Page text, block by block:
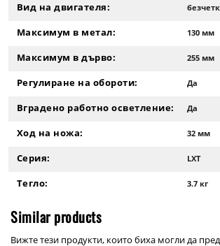
Вид на двигателя:
Максимум в метал: 130 мм
Максимум в дърво: 255 мм
Регулиране на обороти: Да
Вградено работно осветление: Да
Ход на ножа: 32 мм
Серия: LXT
Тегло: 3.7 кг
Similar products
Вижте тези продукти, които биха могли да